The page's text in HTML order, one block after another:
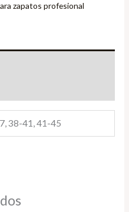
zapatos profesional
38-41, 41-45